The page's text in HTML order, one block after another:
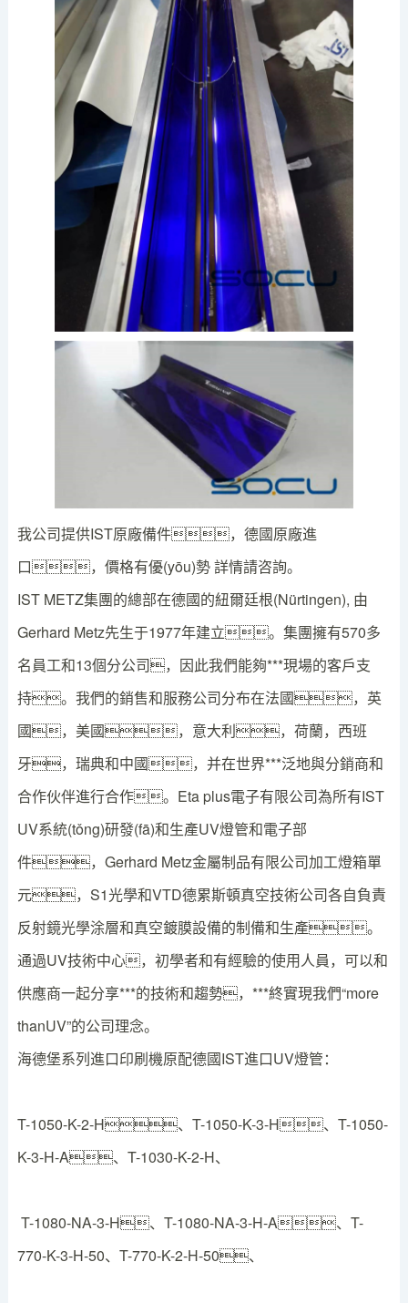
我公司提供IST原廠備件，德國原廠進
口，價格有優(yōu)勢 詳情請咨詢。
IST METZ集團的總部在德國的紐爾廷根(Nürtingen), 由
Gerhard Metz先生于1977年建立。集團擁有570多
名員工和13個分公司，因此我們能夠***現場的客戶支
持。我們的銷售和服務公司分布在法國，英
國，美國，意大利，荷蘭，西班
牙，瑞典和中國，并在世界***泛地與分銷商和
合作伙伴進行合作。Eta plus電子有限公司為所有IST
UV系統(tǒng)研發(fā)和生產UV燈管和電子部
件，Gerhard Metz金屬制品有限公司加工燈箱單
元，S1光學和VTD德累斯頓真空技術公司各自負責
反射鏡光學涂層和真空鍍膜設備的制備和生產。
通過UV技術中心，初學者和有經驗的使用人員，可以和
供應商一起分享***的技術和趨勢，***終實現我們“more
thanUV”的公司理念。
海德堡系列進口印刷機原配德國IST進口UV燈管：
T-1050-K-2-H、T-1050-K-3-H、T-1050-
K-3-H-A、T-1030-K-2-H、
T-1080-NA-3-H、T-1080-NA-3-H-A、T-
770-K-3-H-50、T-770-K-2-H-50、